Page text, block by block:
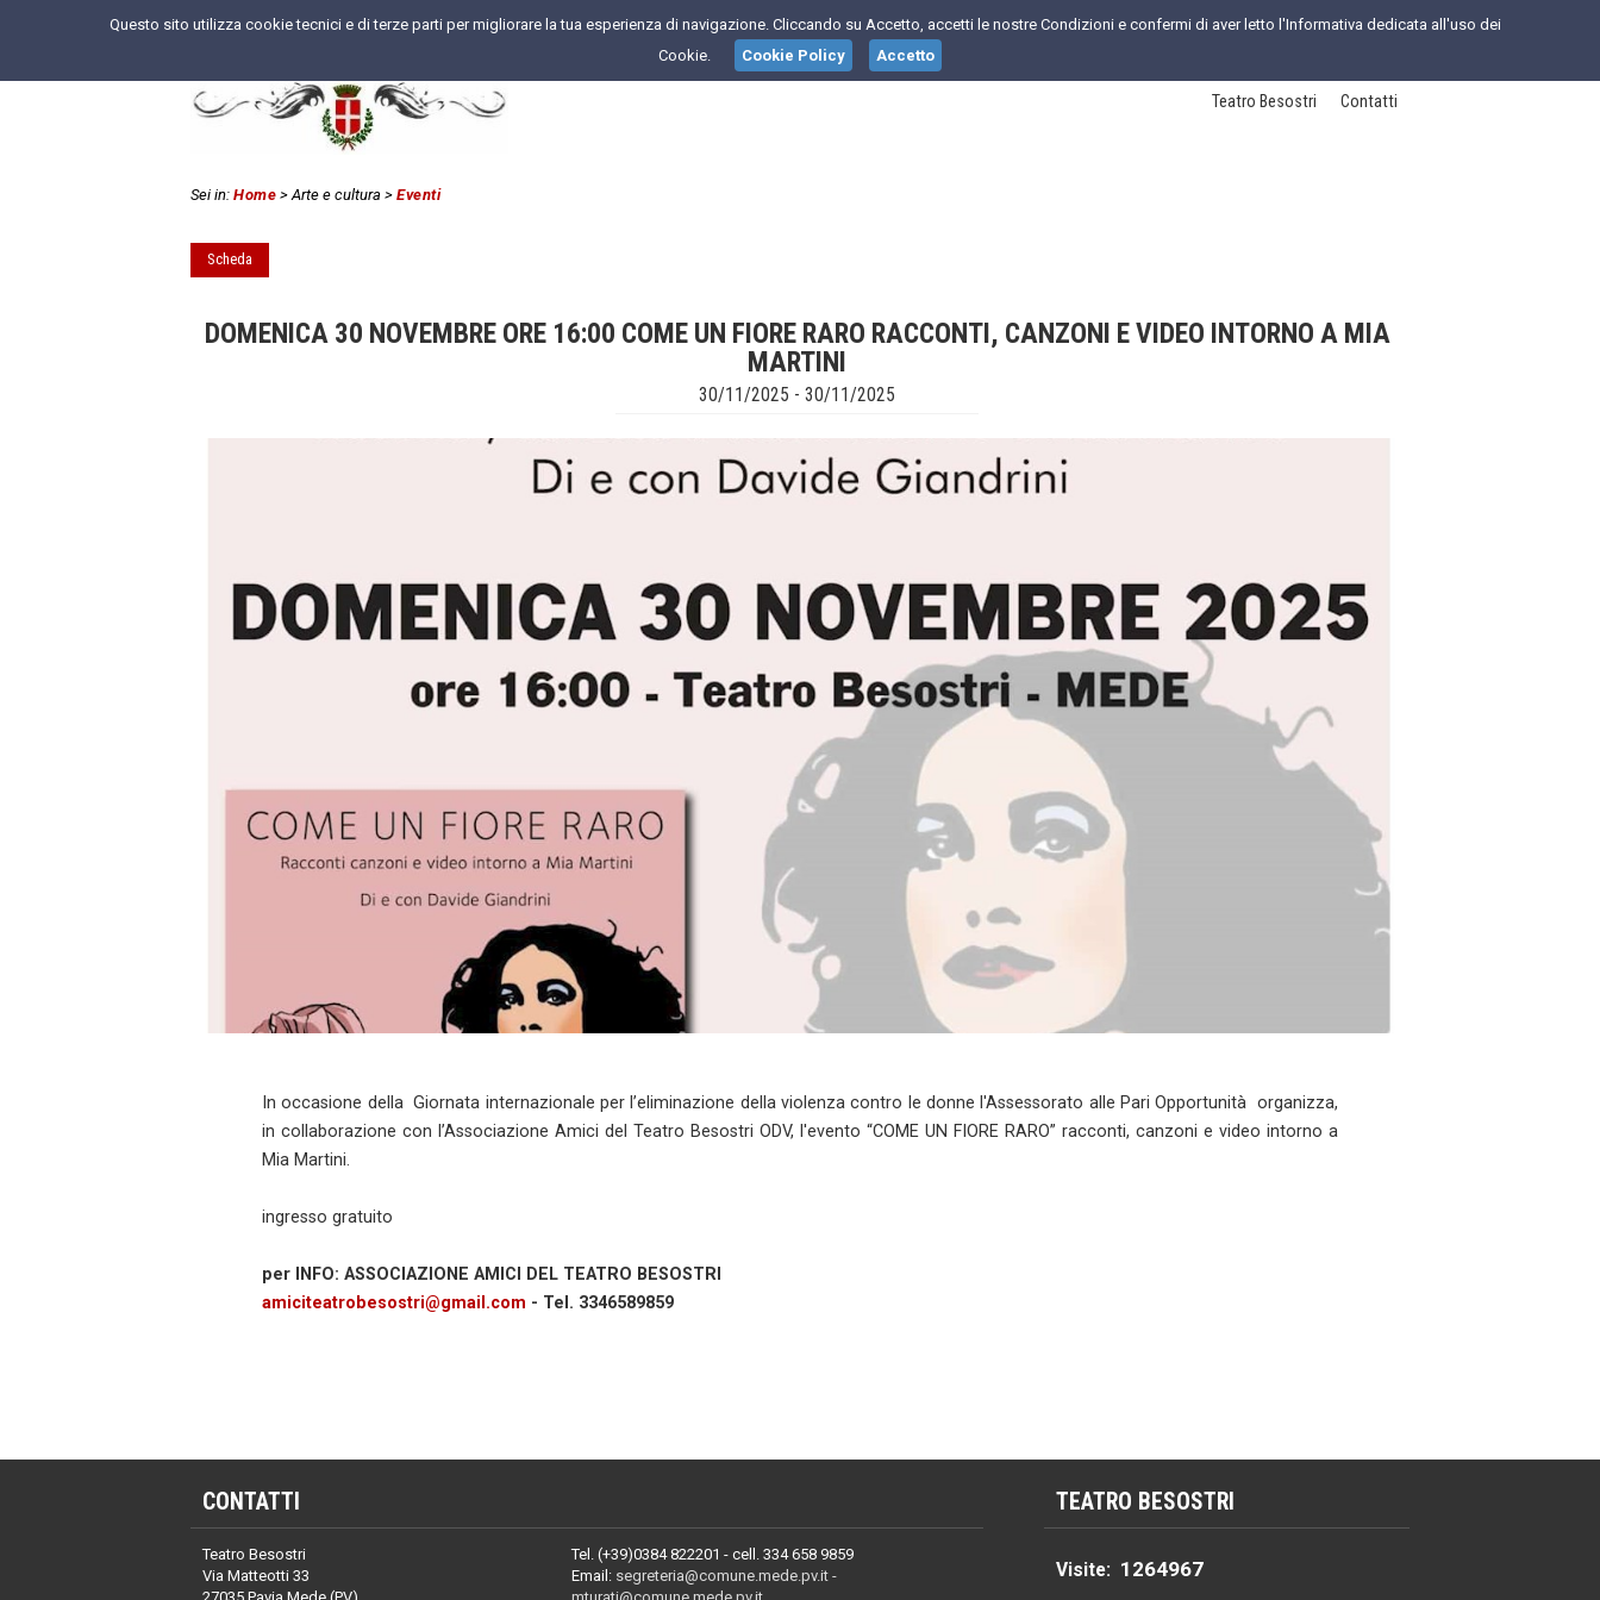
Teatro Besostri Contatti
Sei in: Home > Arte e cultura > Eventi
Scheda
DOMENICA 30 NOVEMBRE ORE 16:00 COME UN FIORE RARO RACCONTI, CANZONI E VIDEO INTORNO A MIA
MARTINI
30/11/2025 - 30/11/2025
In occasione della Giornata internazionale per l’eliminazione della violenza contro le donne l'Assessorato alle Pari Opportunità organizza,
in collaborazione con l’Associazione Amici del Teatro Besostri ODV, l'evento “COME UN FIORE RARO” racconti, canzoni e video intorno a
Mia Martini.
ingresso gratuito
per INFO: ASSOCIAZIONE AMICI DEL TEATRO BESOSTRI
amiciteatrobesostri@gmail.com - Tel. 3346589859
CONTATTI
Teatro Besostri
Via Matteotti 33
Tel. (+39)0384 822201 - cell. 334 658 9859
Email: segreteria@comune.mede.pv.it -
TEATRO BESOSTRI
Visite: 1264967
Questo sito utilizza cookie tecnici e di terze parti per migliorare la tua esperienza di navigazione. Cliccando su Accetto, accetti le nostre Condizioni e confermi di aver letto l'Informativa dedicata all'uso dei
Cookie.
Cookie Policy Accetto